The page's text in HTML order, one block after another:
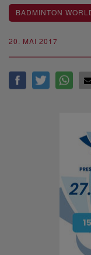
20. MAI 2017
BADMINTON